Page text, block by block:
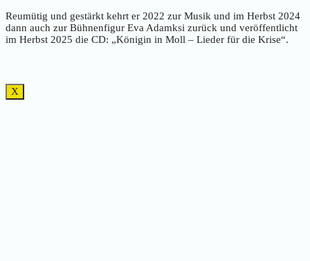
Reumütig und gestärkt kehrt er 2022 zur Musik und im Herbst 2024
dann auch zur Bühnenfigur Eva Adamksi zurück und veröffentlicht
im Herbst 2025 die CD: „Königin in Moll – Lieder für die Krise“.
X